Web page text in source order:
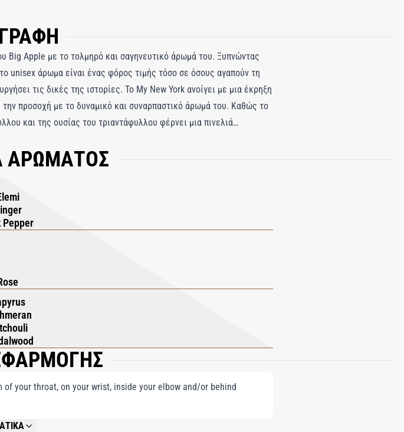
Big Apple με το τολμηρό και σαγηνευτικό άρωμά του. Ξυπνώντας
unisex άρωμα είναι ένας φόρος τιμής τόσο σε όσους αγαπούν τη
τις δικές της ιστορίες. Το My New York ανοίγει με μια έκρηξη
την προσοχή με το δυναμικό και συναρπαστικό άρωμά του. Καθώς το
και της ουσίας του τριαντάφυλλου φέρνει μια πινελιά
σανταλόξυλο και πατσουλί δίνουν βάθος και κομψότητα. Αυτό το
θέλουν να κάνουν μια τολμηρή δήλωση όπου κι αν βρίσκονται στον
ΑΡΩΜΑΤΟΣ
Pepper
your throat, on your wrist, inside your elbow and/or behind